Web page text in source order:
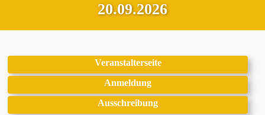
20.09.2026
Veranstalterseite
Anmeldung
Ausschreibung